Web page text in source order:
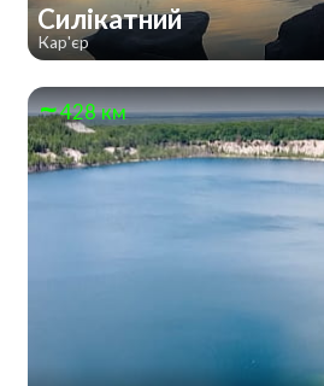
Силікатний
Кар'єр
428 км